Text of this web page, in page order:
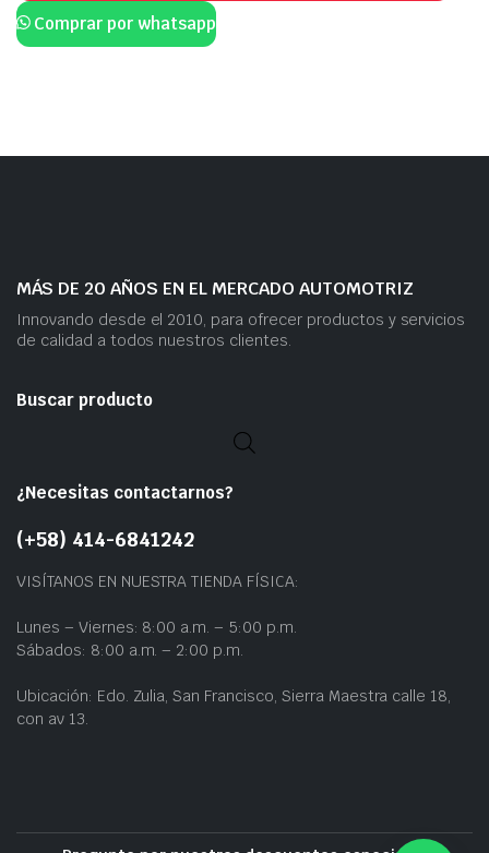
Comprar por whatsapp
MÁS DE 20 AÑOS EN EL MERCADO AUTOMOTRIZ
Innovando desde el 2010, para ofrecer productos y servicios
de calidad a todos nuestros clientes.
Buscar producto
¿Necesitas contactarnos?
(+58) 414-6841242
VISÍTANOS EN NUESTRA TIENDA FÍSICA:
Lunes – Viernes: 8:00 a.m. – 5:00 p.m.
Sábados: 8:00 a.m. – 2:00 p.m.
Ubicación: Edo. Zulia, San Francisco, Sierra Maestra calle 18,
con av 13.